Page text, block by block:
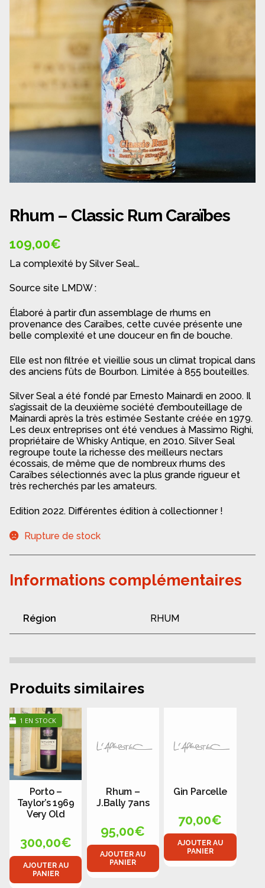
Politique de confidentialité
Politique de cookies (UE)
Qui sommes nous ?
Validation de la commande
Rhum – Classic Rum Caraïbes
109,00€
La complexité by Silver Seal…
Source site LMDW :
Élaboré à partir d’un assemblage de rhums en
provenance des Caraïbes, cette cuvée présente une
belle complexité et une douceur en fin de bouche.
Elle est non filtrée et vieillie sous un climat tropical dans
des anciens fûts de Bourbon. Limitée à 855 bouteilles.
Silver Seal a été fondé par Ernesto Mainardi en 2000. Il
s’agissait de la deuxième société d’embouteillage de
Mainardi après la très estimée Sestante créée en 1979.
Les deux entreprises ont été vendues à Massimo Righi,
propriétaire de Whisky Antique, en 2010. Silver Seal
regroupe toute la richesse des meilleurs nectars
écossais, de même que de nombreux rhums des
Caraïbes sélectionnés avec la plus grande rigueur et
très recherchés par les amateurs.
Edition 2022. Différentes édition à collectionner !
Rupture de stock
Informations complémentaires
Région RHUM
Produits similaires
Porto –
Taylor’s 1969
Very Old
300,00€
AJOUTER AU
PANIER
1 EN STOCK
Rhum –
J.Bally 7ans
95,00€
AJOUTER AU
PANIER
Gin Parcelle
70,00€
AJOUTER AU
PANIER